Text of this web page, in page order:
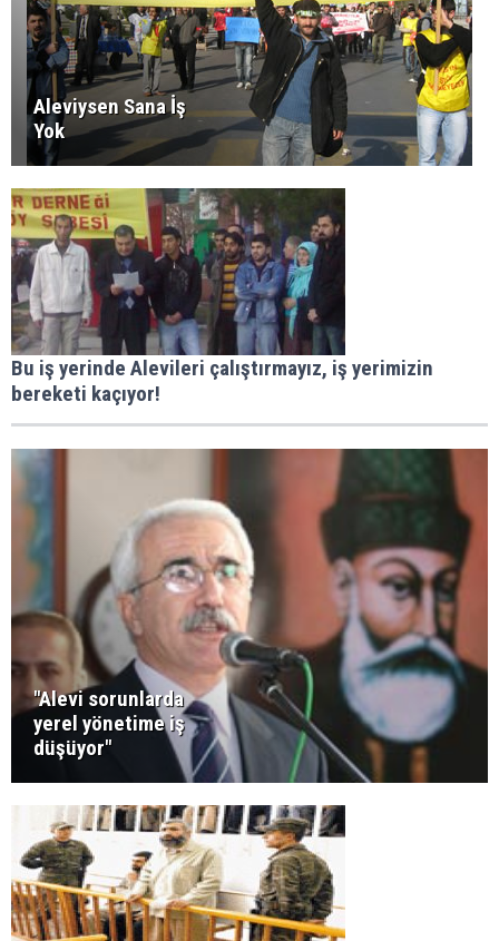
Aleviysen Sana İş
Yok
Bu iş yerinde Alevileri çalıştırmayız, iş yerimizin
bereketi kaçıyor!
"Alevi sorunlarda
yerel yönetime iş
düşüyor"